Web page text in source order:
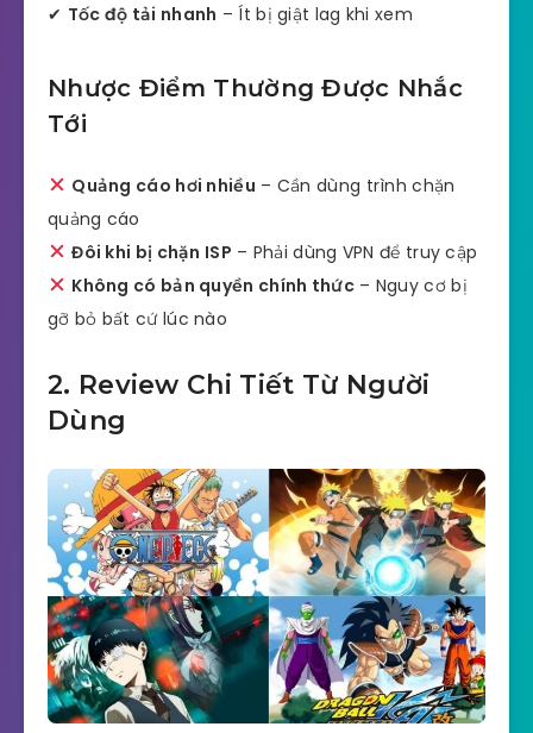
✔ Tốc độ tải nhanh – Ít bị giật lag khi xem
Nhược Điểm Thường Được Nhắc
Tới
Quảng cáo hơi nhiều – Cần dùng trình chặn
quảng cáo
Đôi khi bị chặn ISP – Phải dùng VPN để truy cập
Không có bản quyền chính thức– Nguy cơ bị
gỡ bỏ bất cứ lúc nào
2. Review Chi Tiết Từ Người
Dùng